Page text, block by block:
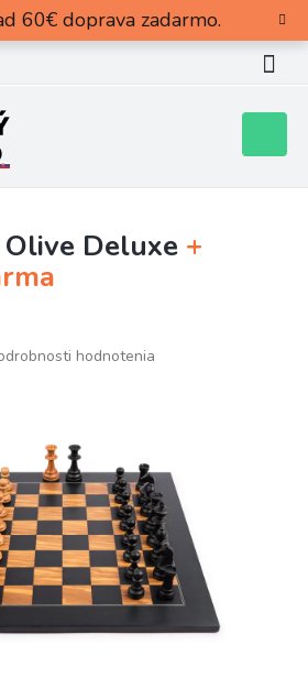
60€ doprava zadarmo.
košík
Deluxe +
hodnotenia